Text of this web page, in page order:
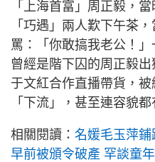
「上海首富」周正毅，
「巧遇」兩人歎下午茶
罵：「你敢搞我老公！
曾經是階下囚的周正毅
于文紅合作直播帶貨，
「下流」，甚至連容貌都
相關閱讀： 名媛毛玉萍
早前被頒令破產 罕談童